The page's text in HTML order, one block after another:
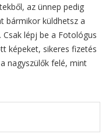
az ünnep pedig
bármikor küldhetsz a
lépj be a Fotológus
képeket, sikeres fizetés
nagyszülők felé, mint